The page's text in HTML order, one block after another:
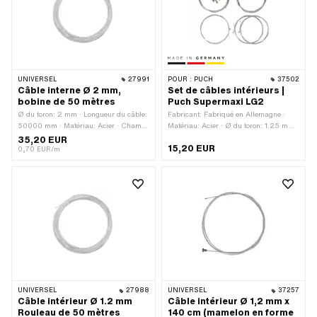
Champ d'application: Standard
UNIVERSEL 27991
Câble interne Ø 2 mm,
bobine de 50 mètres
Ø du toron: 2 mm · Longueur du câble:
50000 mm · Matériau: Acier · Champ
d'application: Standard
35,20 EUR
0,70 EUR/m
POUR : PUCH 37502
Set de câbles intérieurs |
Puch Supermaxi LG2
Fabricant: Fabriqué en Allemagne ·
Matériau: Acier · Ø du toron: 1.25 mm ·
mm · Longueur totale: 1400 mm ·
Forme du mamelon: ampoules
15,20 EUR
UNIVERSEL 27988
Câble intérieur Ø 1.2 mm
Rouleau de 50 mètres
UNIVERSEL 37257
Câble intérieur Ø 1,2 mm x
140 cm (mamelon en forme